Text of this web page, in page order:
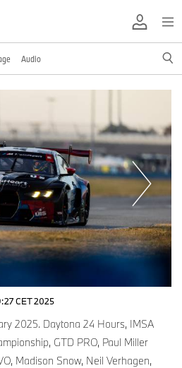
Audio
CET 2025
2025. Daytona 24 Hours, IMSA
GTD PRO, Paul Miller
Madison Snow, Neil Verhagen,